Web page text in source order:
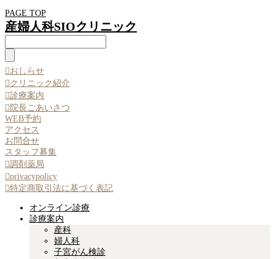
PAGE TOP
産婦人科SIOクリニック
おしらせ
クリニック紹介
診療案内
 院長ごあいさつ
WEB予約
アクセス
お問合せ
スタッフ募集
調剤薬局
privacypolicy
特定商取引法に基づく表記
オンライン診療
診療案内
産科
婦人科
子宮がん検診